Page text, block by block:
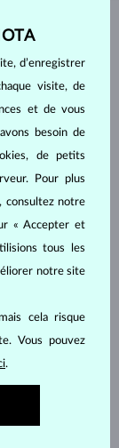
3 122 €
d’enregistrer
visite, de
et de vous
besoin de
de petits
Pour plus
consultez notre
« Accepter et
tous les
notre site
cela risque
Vous pouvez
.